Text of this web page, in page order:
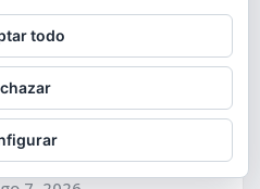
responsables
y
todo
cómo gestionar las cookies,